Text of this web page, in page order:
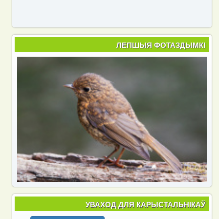
ЛЕПШЫЯ ФОТАЗДЫМКІ
УВАХОД ДЛЯ КАРЫСТАЛЬНІКАЎ